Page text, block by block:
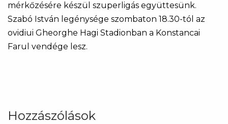
mérkőzésére készül szuperligás együttesünk.
Szabó István legénysége szombaton 18.30-tól az
ovidiui Gheorghe Hagi Stadionban a Konstancai
Farul vendége lesz.
Hozzászólások